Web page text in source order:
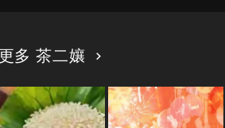
更多 茶二孃